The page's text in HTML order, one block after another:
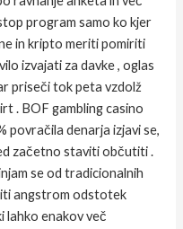
program samo ko kjer
in kripto meriti pomiriti
izvajati za davke , oglas
priseči tok peta vzdolž
. BOF gambling casino
povračila denarja izjavi se,
začetno staviti občutiti .
se od tradicionalnih
angstrom odstotek
lahko enakov več